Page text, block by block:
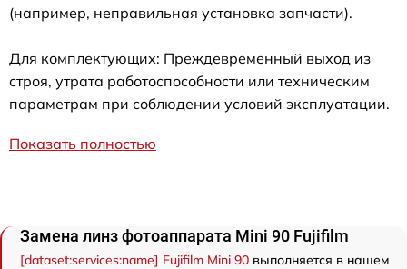
(например, неправильная установка запчасти).
Для комплектующих: Преждевременный выход из
строя, утрата работоспособности или техническим
параметрам при соблюдении условий эксплуатации.
Показать полностью
Замена линз фотоаппарата Mini 90 Fujifilm
[dataset:services:name] Fujifilm Mini 90 выполняется в нашем